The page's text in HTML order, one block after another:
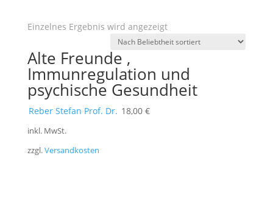
Einzelnes Ergebnis wird angezeigt
Alte Freunde ,
Immunregulation und
psychische Gesundheit
Reber Stefan Prof. Dr. 18,00 €
inkl. MwSt.
zzgl.Versandkosten